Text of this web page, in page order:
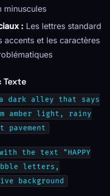
minuscules
: Les lettres standard
accents et les caractères
Texte
dark alley that says
amber light, rainy
the text "HAPPY
letters,
background